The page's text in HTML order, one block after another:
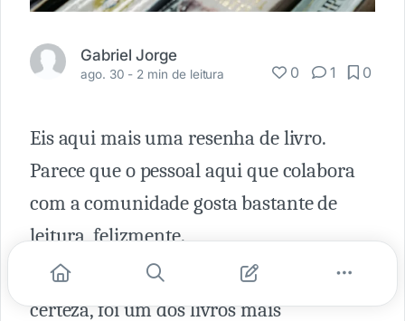
Gabriel Jorge
ago. 30 - 2 min de leitura 0 1 0
Eis aqui mais uma resenha de livro.
Parece que o pessoal aqui que colabora
com a comunidade gosta bastante de
leitura, felizmente.
Mas esse aqui é uma dica especial: com
certeza, foi um dos livros mais